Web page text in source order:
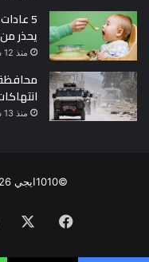
تختبر قوة الشخصية
5
يحذر
منذ 12 ساعة
منذ 13 ساعة
©1010ايجي 2026، جميع الحقوق محفوظة
فيسبوك